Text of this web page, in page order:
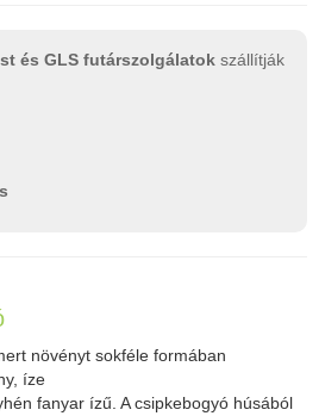
és GLS futárszolgálatok szállítják
növényt sokféle formában
íze
fanyar ízű. A csipkebogyó húsából